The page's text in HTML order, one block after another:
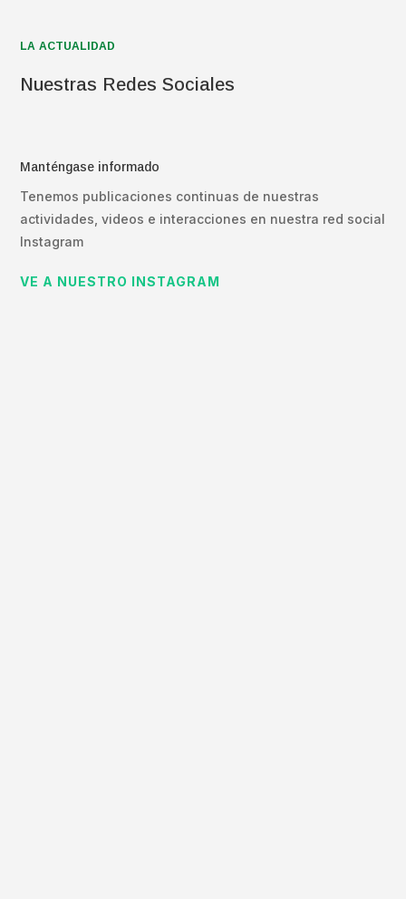
LA ACTUALIDAD
Nuestras Redes Sociales
Manténgase informado
Tenemos publicaciones continuas de nuestras
actividades, videos e interacciones en nuestra red social
Instagram
VE A NUESTRO INSTAGRAM